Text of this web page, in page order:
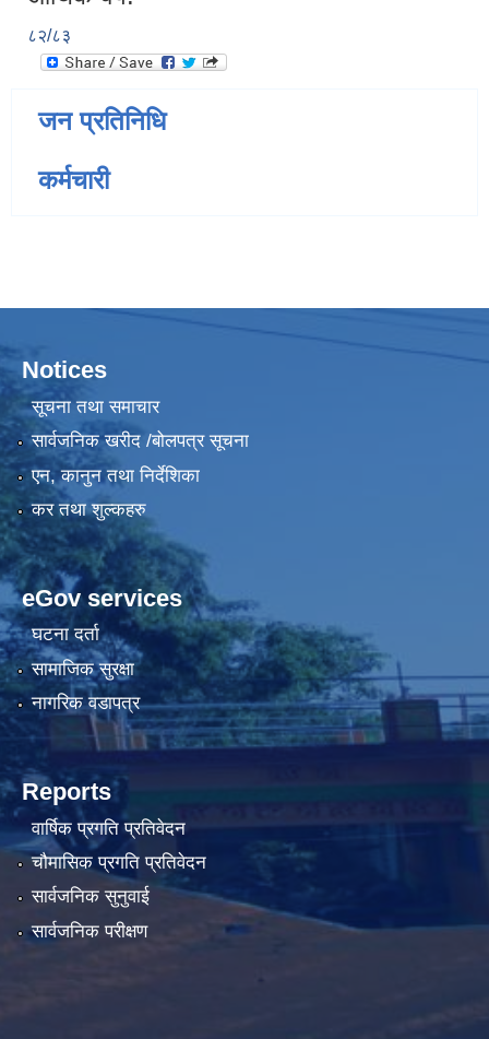
८२/८३
जन प्रतिनिधि
कर्मचारी
Notices
सूचना तथा समाचार
सार्वजनिक खरीद /बोलपत्र सूचना
एन, कानुन तथा निर्देशिका
कर तथा शुल्कहरु
eGov services
घटना दर्ता
सामाजिक सुरक्षा
नागरिक वडापत्र
Reports
वार्षिक प्रगति प्रतिवेदन
चौमासिक प्रगति प्रतिवेदन
सार्वजनिक सुनुवाई
सार्वजनिक परीक्षण